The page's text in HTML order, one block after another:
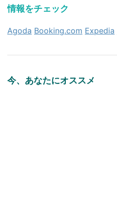
情報をチェック
Agoda Booking.com Expedia
今、あなたにオススメ